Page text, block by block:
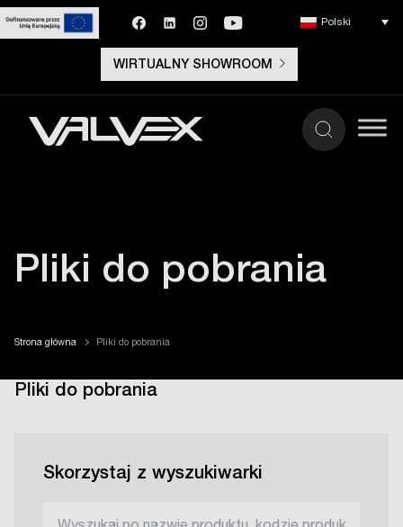
WIRTUALNY SHOWROOM
Polski
Pliki do pobrania
Strona główna Pliki do pobrania
Pliki do pobrania
Skorzystaj z wyszukiwarki